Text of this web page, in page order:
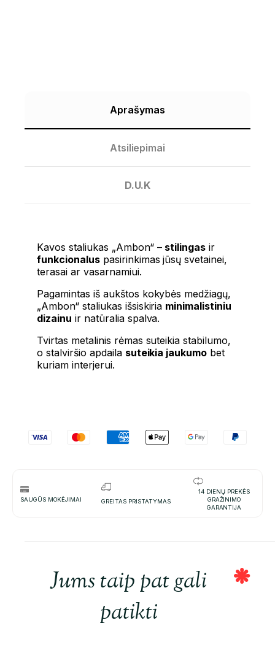
Aprašymas
Atsiliepimai
D.U.K
Kavos staliukas „Ambon“ – stilingas ir
funkcionaluspasirinkimas jūsų svetainei,
terasai ar vasarnamiui.
Pagamintas iš aukštos kokybės medžiagų,
„Ambon“ staliukas išsiskiria minimalistiniu
dizainu ir natūralia spalva.
Tvirtas metalinis rėmas suteikia stabilumo,
o stalviršio apdaila suteikia jaukumo bet
kuriam interjerui.
SAUGŪS MOKĖJIMAI GREITAS PRISTATYMAS
14 DIENŲ PREKĖS
GRAŽINIMO
GARANTIJA
Jums taip pat gali
patikti